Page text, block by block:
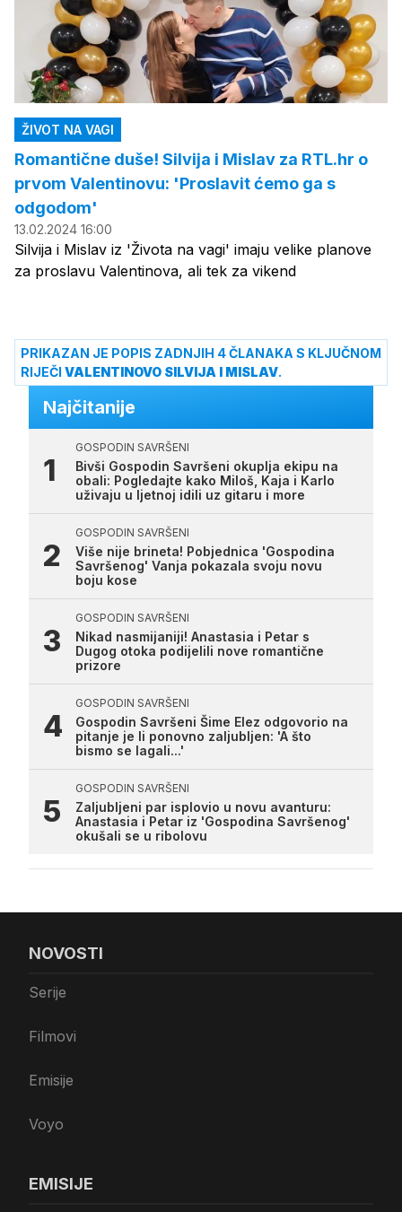
ŽIVOT NA VAGI
Romantične duše! Silvija i Mislav za RTL.hr o
prvom Valentinovu: 'Proslavit ćemo ga s
odgodom'
13.02.2024 16:00
Silvija i Mislav iz 'Života na vagi' imaju velike planove
za proslavu Valentinova, ali tek za vikend
PRIKAZAN JE POPIS ZADNJIH 4 ČLANAKA S KLJUČNOM
RIJEČI VALENTINOVO SILVIJA I MISLAV.
Najčitanije
GOSPODIN SAVRŠENI
Bivši Gospodin Savršeni okuplja ekipu na
obali: Pogledajte kako Miloš, Kaja i Karlo
uživaju u ljetnoj idili uz gitaru i more
GOSPODIN SAVRŠENI
Više nije brineta! Pobjednica 'Gospodina
Savršenog' Vanja pokazala svoju novu
boju kose
GOSPODIN SAVRŠENI
Nikad nasmijaniji! Anastasia i Petar s
Dugog otoka podijelili nove romantične
prizore
GOSPODIN SAVRŠENI
Gospodin Savršeni Šime Elez odgovorio na
pitanje je li ponovno zaljubljen: 'A što
bismo se lagali...'
GOSPODIN SAVRŠENI
Zaljubljeni par isplovio u novu avanturu:
Anastasia i Petar iz 'Gospodina Savršenog'
okušali se u ribolovu
NOVOSTI
Serije
Filmovi
Emisije
Voyo
EMISIJE